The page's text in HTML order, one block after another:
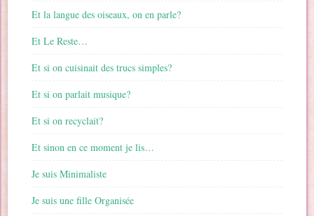
Et la langue des oiseaux, on en parle?
Et Le Reste…
Et si on cuisinait des trucs simples?
Et si on parlait musique?
Et si on recyclait?
Et sinon en ce moment je lis…
Je suis Minimaliste
Je suis une fille Organisée